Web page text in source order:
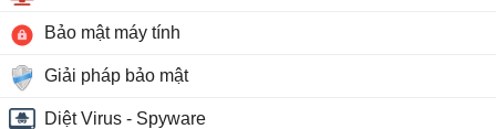
Bảo mật máy tính
Giải pháp bảo mật
Diệt Virus - Spyware